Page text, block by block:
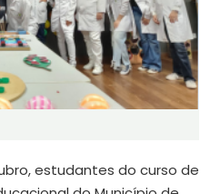
estudantes do curso de